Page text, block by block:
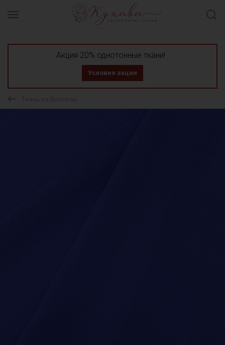
Акция 20% однотонные ткани!
Условия акции
Ткань из Вискозы